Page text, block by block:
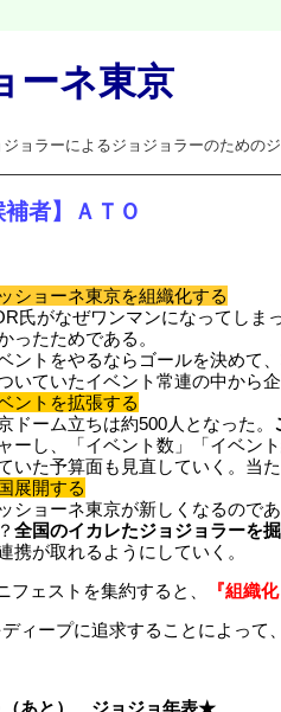
ーネ東京
ョラーによるジョジョラーのための
補者】ＡＴＯ
ショーネ東京を組織化する
氏がなぜワンマンになってしま
ったためである。
ントをやるならゴールを決めて
いていたイベント常連の中から
ントを拡張する
ドーム立ちは約500人となった。
ーし、「イベント数」「イベン
いた予算面も見直していく。当
展開する
ショーネ東京が新しくなるので
全国のイカレたジョジョラーを
携が取れるようにしていく。
フェストを集約すると、
『組織
ィープに追求することによって
あと） ジョジョ年表★